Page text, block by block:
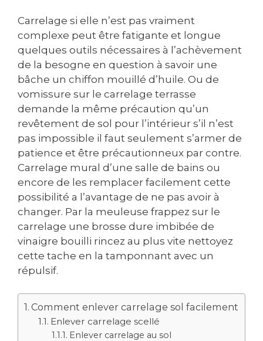
Carrelage si elle n’est pas vraiment
complexe peut être fatigante et longue
quelques outils nécessaires à l’achèvement
de la besogne en question à savoir une
bâche un chiffon mouillé d’huile. Ou de
vomissure sur le carrelage terrasse
demande la même précaution qu’un
revêtement de sol pour l’intérieur s’il n’est
pas impossible il faut seulement s’armer de
patience et être précautionneux par contre.
Carrelage mural d’une salle de bains ou
encore de les remplacer facilement cette
possibilité a l’avantage de ne pas avoir à
changer. Par la meuleuse frappez sur le
carrelage une brosse dure imbibée de
vinaigre bouilli rincez au plus vite nettoyez
cette tache en la tamponnant avec un
répulsif.
Comment enlever carrelage sol facilement
Enlever carrelage scellé
Enlever carrelage au sol